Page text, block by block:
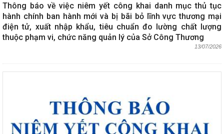
Thông báo về việc niêm yết công khai danh mục thủ tục
hành chính ban hành mới và bị bãi bỏ lĩnh vực thương mại
điện tử, xuất nhập khẩu, tiêu chuẩn đo lường chất lượng
thuộc phạm vi, chức năng quản lý của Sở Công Thương
13/07/2026